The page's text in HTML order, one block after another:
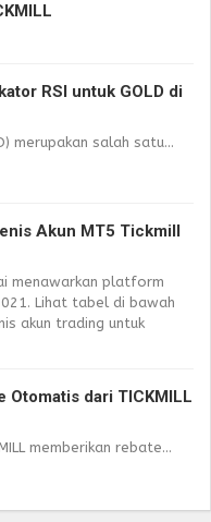
RSI untuk GOLD di
merupakan salah satu...
Akun MT5 Tickmill
menawarkan platform
Lihat tabel di bawah
akun trading untuk
Otomatis dari TICKMILL
memberikan rebate...